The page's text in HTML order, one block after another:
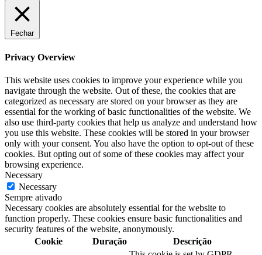
Fechar
Privacy Overview
This website uses cookies to improve your experience while you
navigate through the website. Out of these, the cookies that are
categorized as necessary are stored on your browser as they are
essential for the working of basic functionalities of the website. We
also use third-party cookies that help us analyze and understand how
you use this website. These cookies will be stored in your browser
only with your consent. You also have the option to opt-out of these
cookies. But opting out of some of these cookies may affect your
browsing experience.
Necessary
Necessary
Sempre ativado
Necessary cookies are absolutely essential for the website to
function properly. These cookies ensure basic functionalities and
security features of the website, anonymously.
Cookie
Duração Descrição